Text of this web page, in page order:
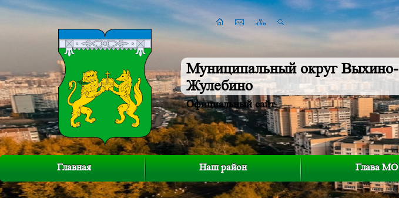
Муниципальный округ Выхино-
Жулебино
Официальный сайт
Главная Наш район Глава МО